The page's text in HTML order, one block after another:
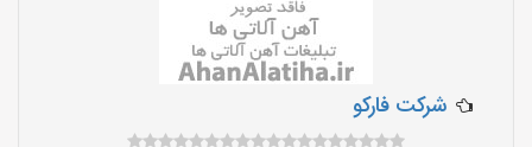
شرکت فارکو